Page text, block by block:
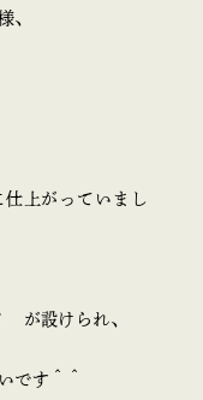
、
上がっていまし
が設けられ、
です＾＾